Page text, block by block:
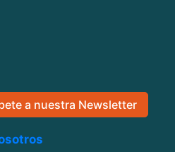
a nuestra Newsletter